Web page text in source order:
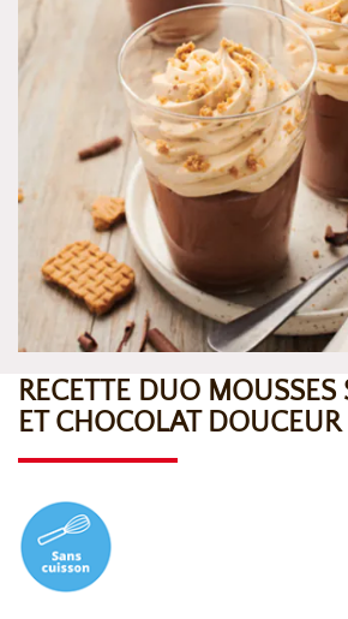
RECETTE DUO MOUSSES
ET CHOCOLAT DOUCEUR